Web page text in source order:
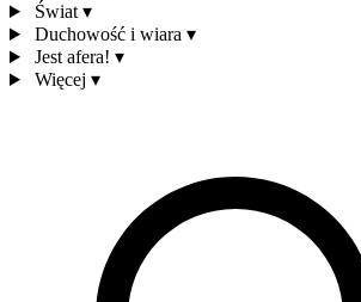
Świat ▾
Duchowość i wiara ▾
Jest afera! ▾
Więcej ▾